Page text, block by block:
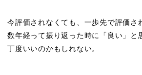
今評価されなくても、一歩先で評価さ
数年経って振り返った時に「良い」と
丁度いいのかもしれない。